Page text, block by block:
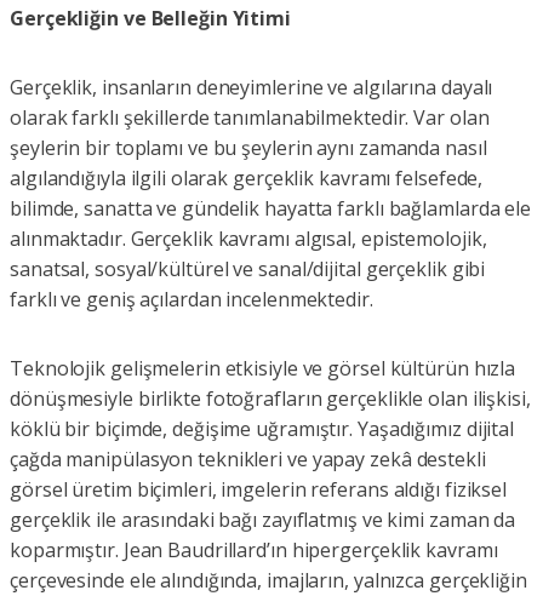
Gerçekliğin ve Belleğin Yitimi
Gerçeklik, insanların deneyimlerine ve algılarına dayalı
olarak farklı şekillerde tanımlanabilmektedir. Var olan
şeylerin bir toplamı ve bu şeylerin aynı zamanda nasıl
algılandığıyla ilgili olarak gerçeklik kavramı felsefede,
bilimde, sanatta ve gündelik hayatta farklı bağlamlarda ele
alınmaktadır. Gerçeklik kavramı algısal, epistemolojik,
sanatsal, sosyal/kültürel ve sanal/dijital gerçeklik gibi
farklı ve geniş açılardan incelenmektedir.
Teknolojik gelişmelerin etkisiyle ve görsel kültürün hızla
dönüşmesiyle birlikte fotoğrafların gerçeklikle olan ilişkisi,
köklü bir biçimde, değişime uğramıştır. Yaşadığımız dijital
çağda manipülasyon teknikleri ve yapay zekâ destekli
görsel üretim biçimleri, imgelerin referans aldığı fiziksel
gerçeklik ile arasındaki bağı zayıflatmış ve kimi zaman da
koparmıştır. Jean Baudrillard’ın hipergerçeklik kavramı
çerçevesinde ele alındığında, imajların, yalnızca gerçekliğin